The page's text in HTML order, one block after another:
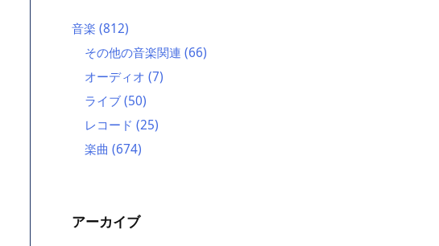
音楽 (812)
その他の音楽関連 (66)
オーディオ (7)
ライブ(50)
レコード (25)
楽曲 (674)
アーカイブ